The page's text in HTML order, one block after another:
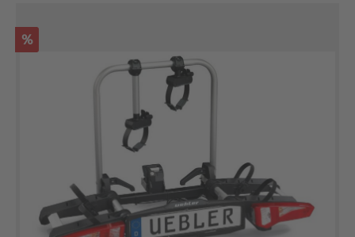
Rabatt
%